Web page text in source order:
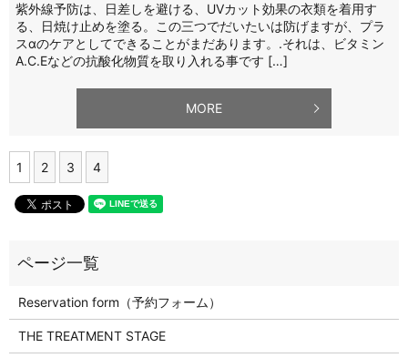
紫外線予防は、日差しを避ける、UVカット効果の衣類を着用す
る、日焼け止めを塗る。この三つでだいたいは防げますが、プラ
スαのケアとしてできることがまだあります。.それは、ビタミン
A.C.Eなどの抗酸化物質を取り入れる事です […]
MORE
1 2 3 4
Reservation form（予約フォーム）
THE TREATMENT STAGE